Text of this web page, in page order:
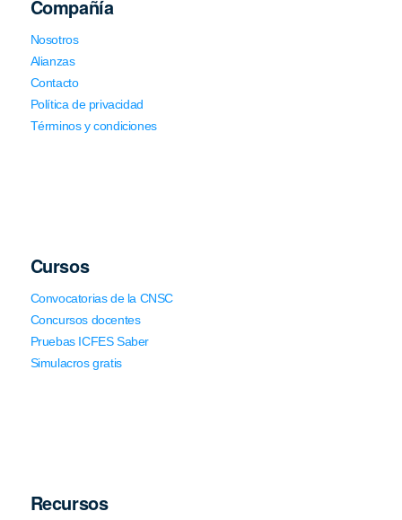
Compañía
Nosotros
Alianzas
Contacto
Política de privacidad
Términos y condiciones
Cursos
Convocatorias de la CNSC
Concursos docentes
Pruebas ICFES Saber
Simulacros gratis
Recursos